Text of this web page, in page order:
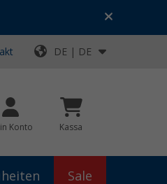
Deals für dein Abenteuer!
DE | DE
Konto Kassa
Sale